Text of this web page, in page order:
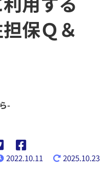
保Ｑ＆
-
2022.10.11
2025.10.23